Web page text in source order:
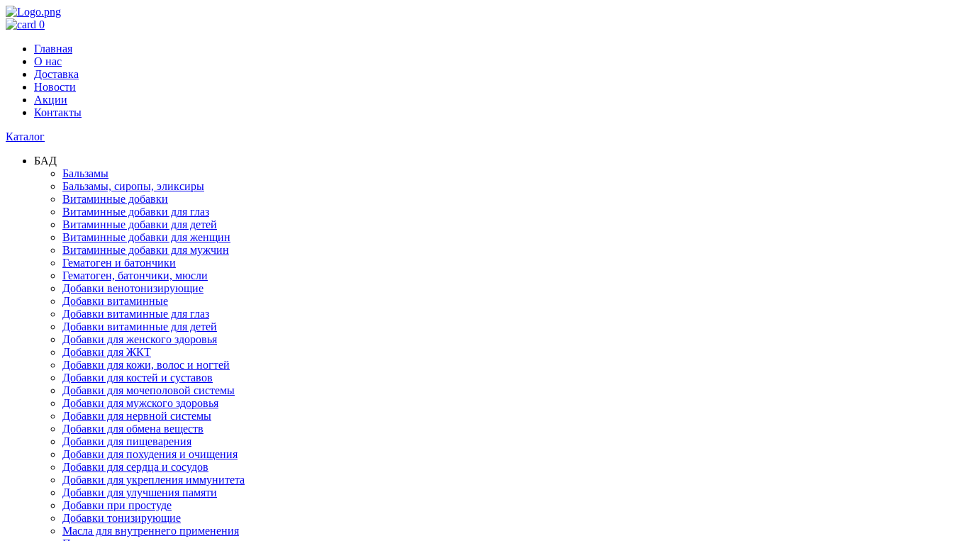
0
Главная
О нас
Доставка
Новости
Акции
Контакты
Каталог
БАД
Бальзамы
Бальзамы, сиропы, эликсиры
Витаминные добавки
Витаминные добавки для глаз
Витаминные добавки для детей
Витаминные добавки для женщин
Витаминные добавки для мужчин
Гематоген и батончики
Гематоген, батончики, мюсли
Добавки венотонизирующие
Добавки витаминные
Добавки витаминные для глаз
Добавки витаминные для детей
Добавки для женского здоровья
Добавки для ЖКТ
Добавки для кожи, волос и ногтей
Добавки для костей и суставов
Добавки для мочеполовой системы
Добавки для мужского здоровья
Добавки для нервной системы
Добавки для обмена веществ
Добавки для пищеварения
Добавки для похудения и очищения
Добавки для сердца и сосудов
Добавки для укрепления иммунитета
Добавки для улучшения памяти
Добавки при простуде
Добавки тонизирующие
Масла для внутреннего применения